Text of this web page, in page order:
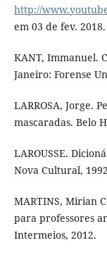
http://
em 03 de fev. 2018.
KANT, Immanuel.
Janeiro: Forense
LARROSA, Jorge.
mascaradas. Belo
LAROUSSE.
Nova Cultural,
MARTINS, Mirian
para professores
Intermeios, 2012.